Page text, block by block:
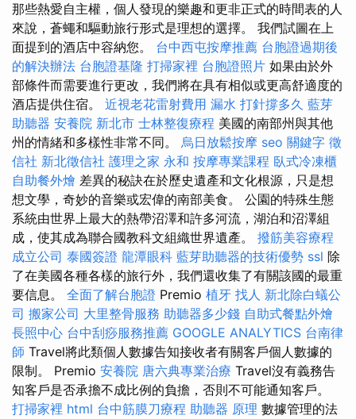
那些熱愛自主權，個人發現的樂趣和更非正式的時間表的人
來說，蒼蠅和驅動旅行形式是理想的選擇。 我們試圖在上
面提到的酒店中容納您。 台中西屯按摩推薦 台胞證過期後
的解決辦法 台胞證基隆 打掃家裡 台胞證照片 如果由於外
部條件而需要進行更改，我們將在具有相似或更高舒適度的
酒店提供住宿。 近視老花雷射費用 漏水 打針撐多久 藍芽
助聽器 安養院 新北市 士林整復療程 美國的南部州與其他
州的情緒和多樣性非常不同。 烏日放鬆按摩 seo 關鍵字 徵
信社 新北徵信社 護理之家 永和 按摩專業課程 臥式冷凍櫃
自助餐外燴 差異的秘訣在於歷史遺產和文化根源，只是想
想文學，奇妙的音樂或宏偉的南部美食。 公園的特殊生態
系統由世界上最大的熱帶沼澤和許多河流，湖泊和沼澤組
成，使其成為聯合國教科文組織世界遺產。 撥筋美容療程
成立公司 泰國簽證 龍潭眼科 藍芽助聽器的技術優勢 ssl 除
了在美國各種各樣的旅行外，我們還收集了有關該國的最重
要信息。 全面了解台胞證 Premio 植牙 找人 新北除白蟻公
司 搬家公司 大里整骨服務 助聽器多少錢 自助式餐點外燴
長照中心 台中刮痧服務推薦 GOOGLE ANALYTICS 台南律
師 Travel將此類個人數據告知接收者有關客戶個人數據的
限制。 Premio 安養院 唐六典專業治療 Travel沒有義務告
知客戶是否承擔不成比例的負擔，否則不可能通知客戶。
打掃家裡 html 台中筋膜刀療程 助聽器 原理 數據管理的法